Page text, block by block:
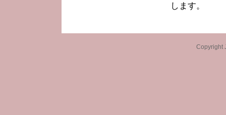
します。
Copyright